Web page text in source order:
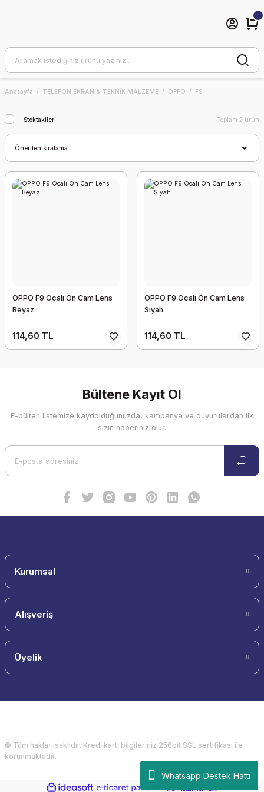
Whatsapp Destek Hattı
Anasayfa TELEFON EKRAN & TEKNİK MALZEME OPPO F9
Stoktakiler Toplam 2 ürün
OPPO F9 Ocalı Ön Cam Lens
Beyaz
114,60 TL
OPPO F9 Ocalı Ön Cam Lens
Siyah
114,60 TL
Bültene Kayıt Ol
E-bülten listemize kaydolduğunuzda, kampanya ve duyurulardan ilk
sizin haberiniz olur.
Kurumsal
Alışveriş
Üyelik
© Tüm hakları saklıdır. Kredi kartı bilgileriniz 256bit SSL sertifikası ile
korunmaktadır.
ideasoft